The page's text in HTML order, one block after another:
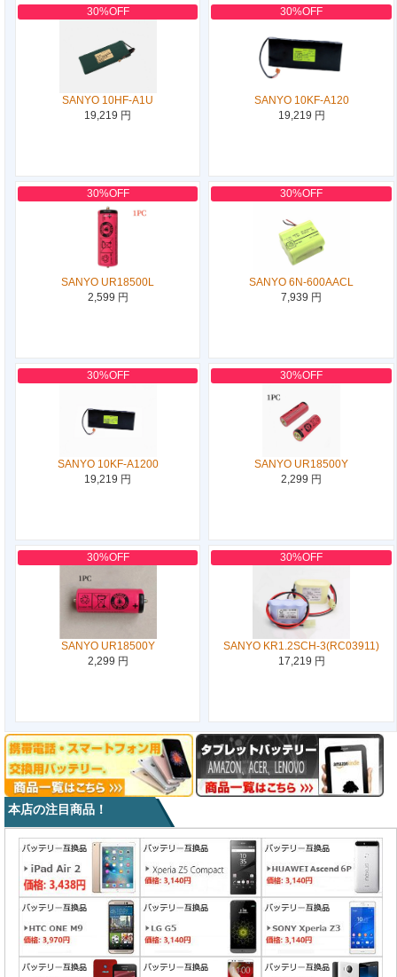
30%OFF
SANYO 10HF-A1U
19,219 円
30%OFF
SANYO 10KF-A120
19,219 円
30%OFF
SANYO UR18500L
2,599 円
30%OFF
SANYO 6N-600AACL
7,939 円
30%OFF
SANYO 10KF-A1200
19,219 円
30%OFF
SANYO UR18500Y
2,299 円
30%OFF
SANYO UR18500Y
2,299 円
30%OFF
SANYO KR1.2SCH-3(RC03911)
17,219 円
本店の注目商品！